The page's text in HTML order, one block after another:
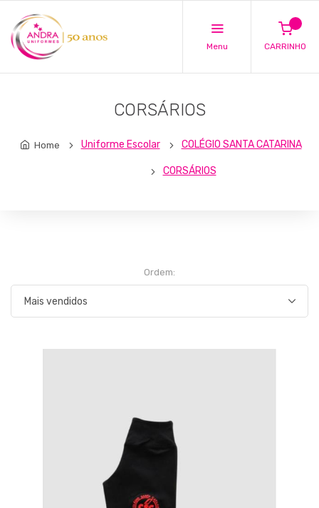
Menu CARRINHO
CORSÁRIOS
Home Uniforme Escolar COLÉGIO SANTA CATARINA
CORSÁRIOS
Ordem: